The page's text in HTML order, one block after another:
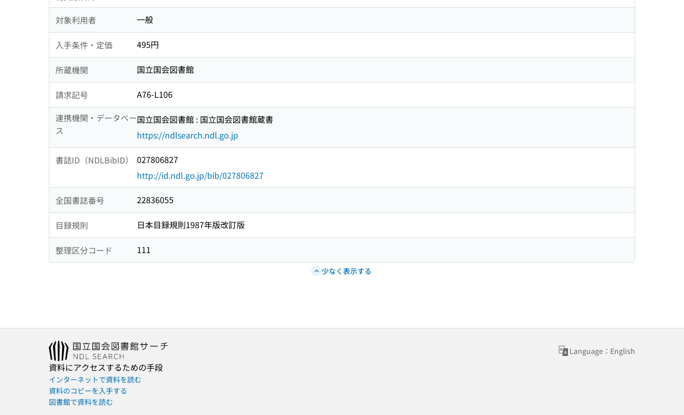
対象利用者 一般
入手条件・定価 495円
所蔵機関 国立国会図書館
請求記号
A76-L106
連携機関・データベー
ス
国立国会図書館 : 国立国会図書館蔵書
https://ndlsearch.ndl.go.jp
書誌ID（NDLBibID）
027806827
http://id.ndl.go.jp/bib/027806827
全国書誌番号 22836055
目録規則 日本目録規則1987年版改訂版
整理区分コード 111
少なく表示する
Language：English
資料にアクセスするための手段
インターネットで資料を読む
資料のコピーを入手する
図書館で資料を読む